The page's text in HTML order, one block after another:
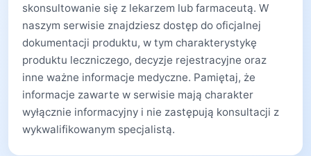
skonsultowanie się z lekarzem lub farmaceutą. W
naszym serwisie znajdziesz dostęp do oficjalnej
dokumentacji produktu, w tym charakterystykę
produktu leczniczego, decyzje rejestracyjne oraz
inne ważne informacje medyczne. Pamiętaj, że
informacje zawarte w serwisie mają charakter
wyłącznie informacyjny i nie zastępują konsultacji z
wykwalifikowanym specjalistą.